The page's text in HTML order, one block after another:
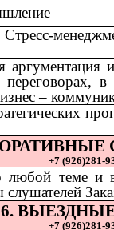
в
–
+7 (926)281-
любой теме и
+7 (926)281-